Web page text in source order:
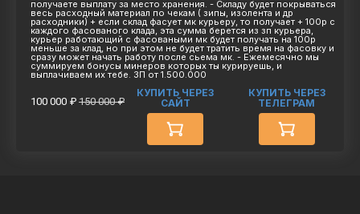
получаете выплату за место хранения. - Складу будет покрываться
весь расходный материал по чекам ( зипы, изолента и др
расходники) + если склад фасует мк курьеру, то получает + 100р с
каждого фасованого клада, эта сумма берется из зп курьера,
курьер работающий с фасоваными мк будет получать на 100р
меньше за клад, но при этом не будет тратить время на фасовку и
сразу может начать работу после сьема мк. - Ежемесячно мы
суммируем бонусы минеров которых ты курируешь, и
выплачиваем их тебе. ЗП от 1.500.000
100 000 ₽ 150 000 ₽
КУПИТЬ ЧЕРЕЗ
САЙТ
КУПИТЬ ЧЕРЕЗ
ТЕЛЕГРАМ